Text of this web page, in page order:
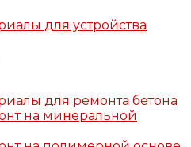
для устройства
для ремонта бетона
на минеральной